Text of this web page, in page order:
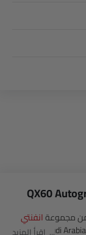
انفنتي
. تحقق من سعر انفنتي QX60 Autograph في Saudi Arabia. شاهد
اقرأ المزيد